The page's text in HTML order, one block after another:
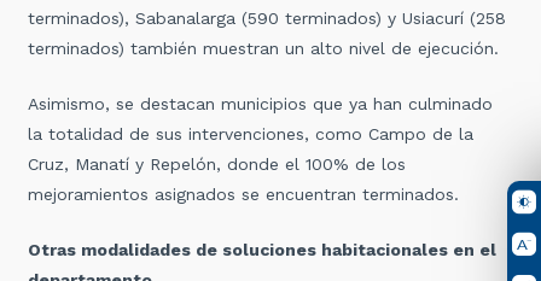
terminados), Sabanalarga (590 terminados) y Usiacurí (258
terminados) también muestran un alto nivel de ejecución.
Asimismo, se destacan municipios que ya han culminado
la totalidad de sus intervenciones, como Campo de la
Cruz, Manatí y Repelón, donde el 100% de los
mejoramientos asignados se encuentran terminados.
Otras modalidades de soluciones habitacionales en el